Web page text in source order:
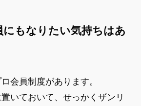
にもなりたい気持ちはあ
会員制度があります。
いておいて、せっかくザンリ